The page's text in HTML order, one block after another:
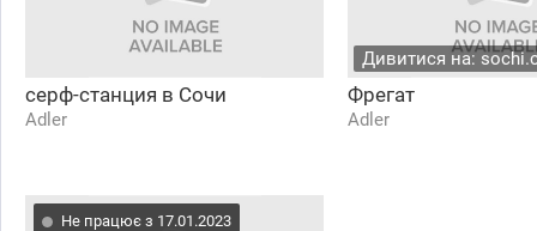
серф-станция в Сочи
Adler
Дивитися на:
Фрегат
Adler
Не працює з 17.01.2023